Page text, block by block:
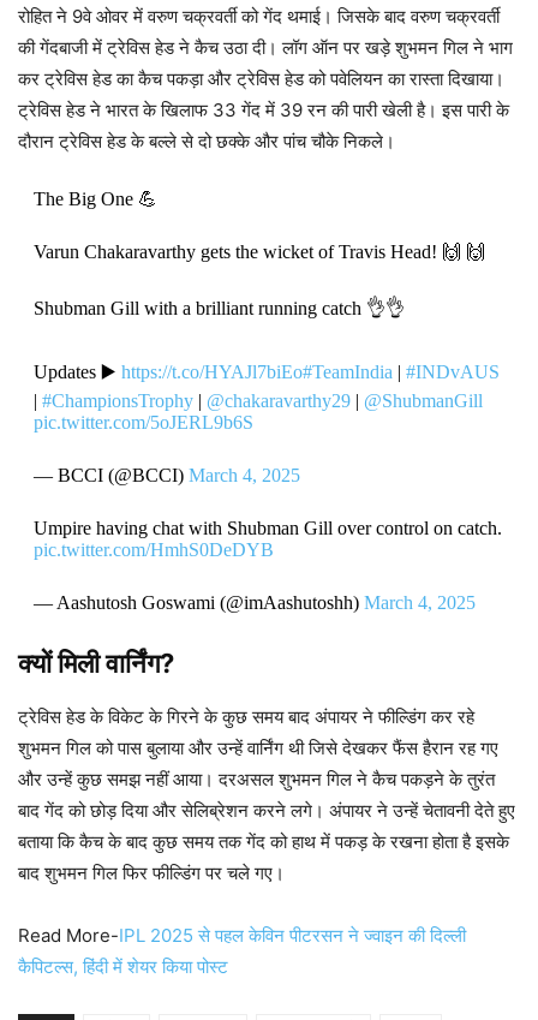
रोहित ने 9वे ओवर में वरुण चक्रवर्ती को गेंद थमाई। जिसके बाद वरुण चक्रवर्ती
की गेंदबाजी में ट्रेविस हेड ने कैच उठा दी। लॉग ऑन पर खड़े शुभमन गिल ने भाग
कर ट्रेविस हेड का कैच पकड़ा और ट्रेविस हेड को पवेलियन का रास्ता दिखाया।
ट्रेविस हेड ने भारत के खिलाफ 33 गेंद में 39 रन की पारी खेली है। इस पारी के
दौरान ट्रेविस हेड के बल्ले से दो छक्के और पांच चौके निकले।
The Big One 💪
Varun Chakaravarthy gets the wicket of Travis Head! 🙌 🙌
Shubman Gill with a brilliant running catch 👌👌
Updates ▶️ https://t.co/HYAJl7biEo#TeamIndia | #INDvAUS
| #ChampionsTrophy| @chakaravarthy29| @ShubmanGill
pic.twitter.com/5oJERL9b6S
— BCCI (@BCCI) March 4, 2025
Umpire having chat with Shubman Gill over control on catch.
pic.twitter.com/HmhS0DeDYB
— Aashutosh Goswami (@imAashutoshh) March 4, 2025
क्यों मिली वार्निंग?
ट्रेविस हेड के विकेट के गिरने के कुछ समय बाद अंपायर ने फील्डिंग कर रहे
शुभमन गिल को पास बुलाया और उन्हें वार्निंग थी जिसे देखकर फैंस हैरान रह गए
और उन्हें कुछ समझ नहीं आया। दरअसल शुभमन गिल ने कैच पकड़ने के तुरंत
बाद गेंद को छोड़ दिया और सेलिब्रेशन करने लगे। अंपायर ने उन्हें चेतावनी देते हुए
बताया कि कैच के बाद कुछ समय तक गेंद को हाथ में पकड़ के रखना होता है इसके
बाद शुभमन गिल फिर फील्डिंग पर चले गए।
Read More-IPL 2025 से पहल केविन पीटरसन ने ज्वाइन की दिल्ली
कैपिटल्स, हिंदी में शेयर किया पोस्ट